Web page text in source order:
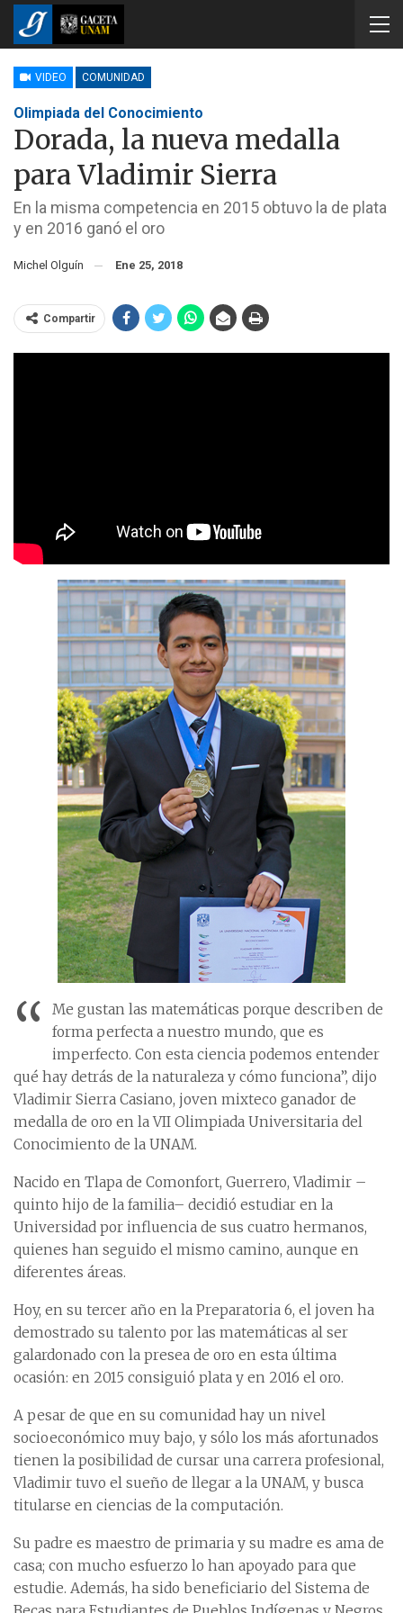
VIDEO COMUNIDAD
Olimpiada del Conocimiento
Dorada, la nueva medalla
para Vladimir Sierra
En la misma competencia en 2015 obtuvo la de plata
y en 2016 ganó el oro
Michel Olguín Ene 25, 2018
Compartir
“
Me gustan las matemáticas porque describen de
forma perfecta a nuestro mundo, que es
imperfecto. Con esta ciencia podemos entender
qué hay detrás de la naturaleza y cómo funciona”, dijo
Vladimir Sierra Casiano, joven mixteco ganador de
medalla de oro en la VII Olimpiada Universitaria del
Conocimiento de la UNAM.
Nacido en Tlapa de Comonfort, Guerrero, Vladimir –
quinto hijo de la familia– decidió estudiar en la
Universidad por influencia de sus cuatro hermanos,
quienes han seguido el mismo camino, aunque en
diferentes áreas.
Hoy, en su tercer año en la Preparatoria 6, el joven ha
demostrado su talento por las matemáticas al ser
galardonado con la presea de oro en esta última
ocasión: en 2015 consiguió plata y en 2016 el oro.
A pesar de que en su comunidad hay un nivel
socioeconómico muy bajo, y sólo los más afortunados
tienen la posibilidad de cursar una carrera profesional,
Vladimir tuvo el sueño de llegar a la UNAM, y busca
titularse en ciencias de la computación.
Su padre es maestro de primaria y su madre es ama de
casa; con mucho esfuerzo lo han apoyado para que
estudie. Además, ha sido beneficiario del Sistema de